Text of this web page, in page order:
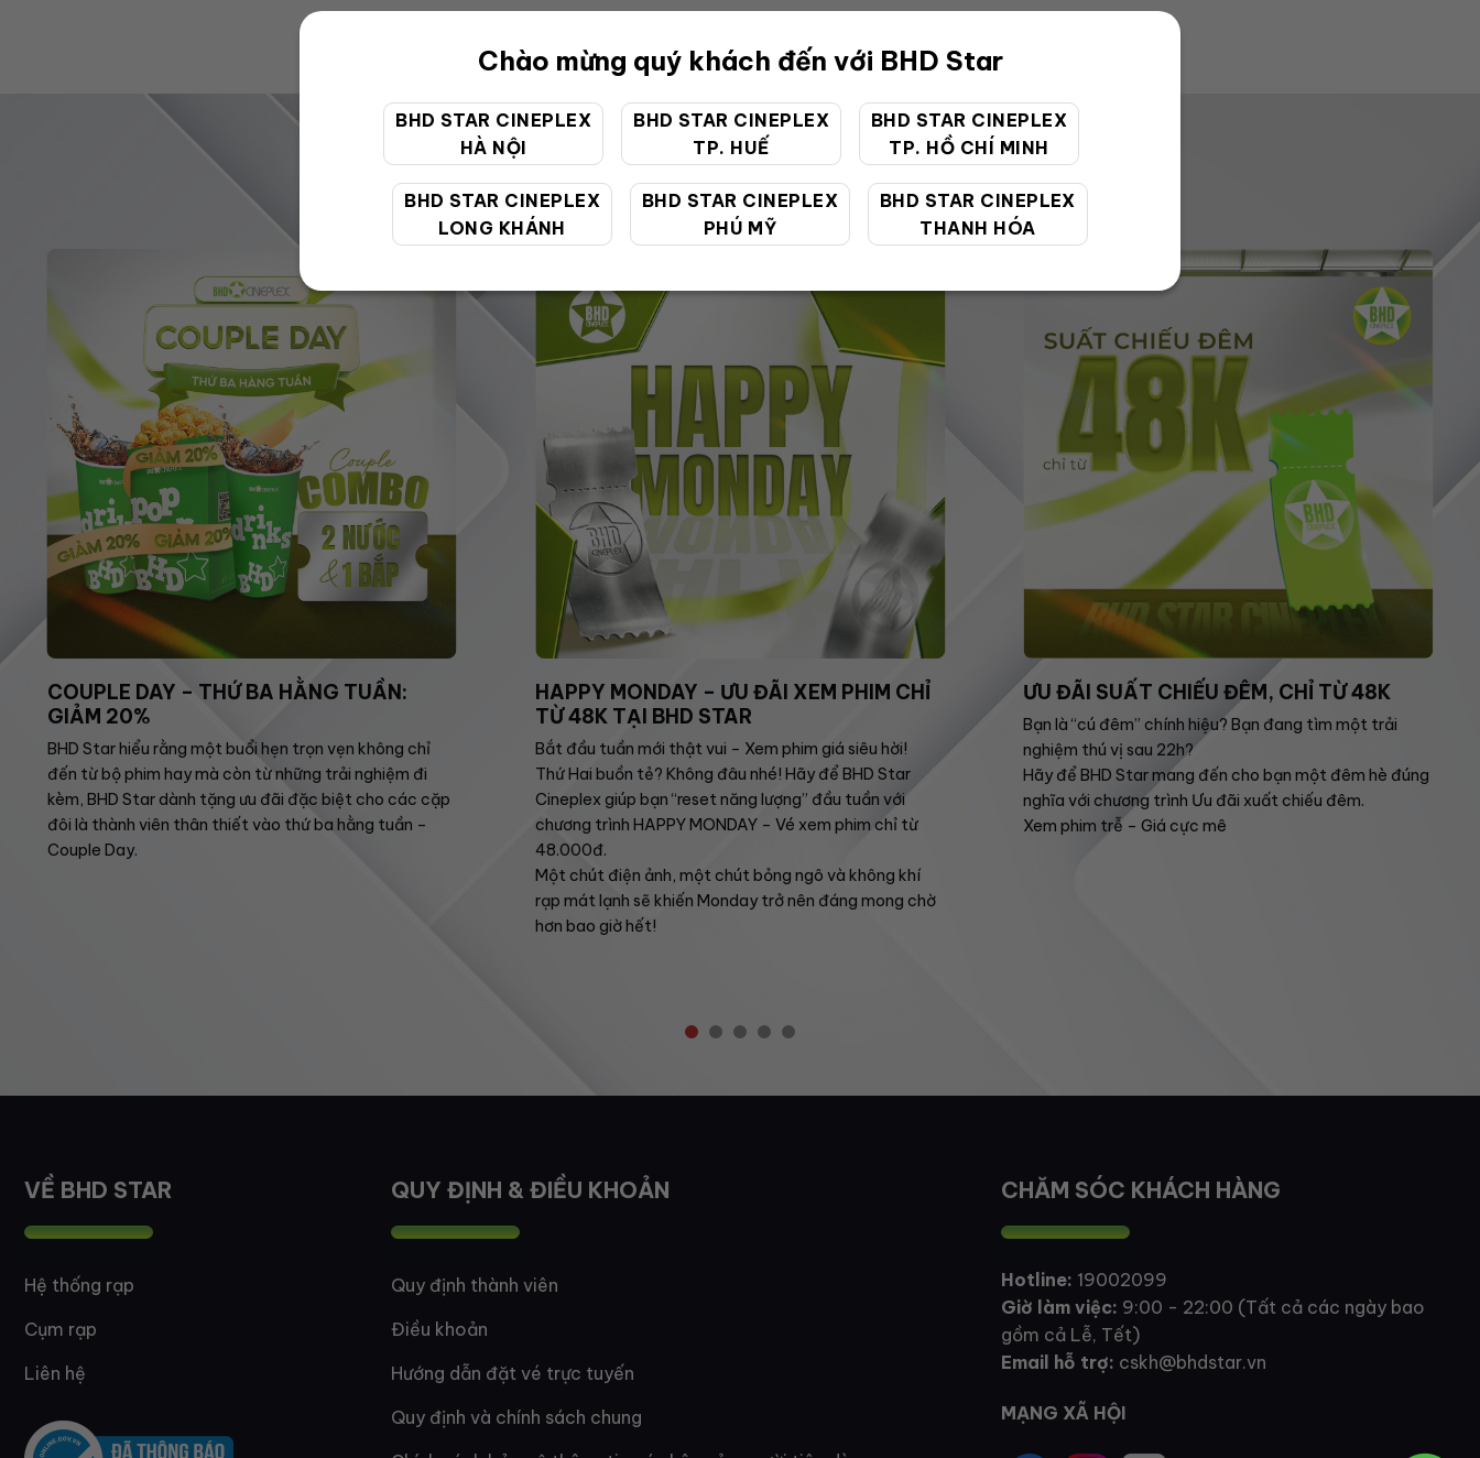
Chào mừng quý khách đến với BHD Star
BHD STAR CINEPLEX
HÀ NỘI
BHD STAR CINEPLEX
TP. HUẾ
BHD STAR CINEPLEX
TP. HỒ CHÍ MINH
BHD STAR CINEPLEX
LONG KHÁNH
BHD STAR CINEPLEX
PHÚ MỸ
BHD STAR CINEPLEX
THANH HÓA
ƯU ĐÃI ĐẶC BIỆT
COUPLE DAY – THỨ BA HẰNG TUẦN:
GIẢM 20%
BHD Star hiểu rằng một buổi hẹn trọn vẹn không chỉ
đến từ bộ phim hay mà còn từ những trải nghiệm đi
kèm, BHD Star dành tặng ưu đãi đặc biệt cho các cặp
đôi là thành viên thân thiết vào thứ ba hằng tuần –
Couple Day.
HAPPY MONDAY – ƯU ĐÃI XEM PHIM CHỈ
TỪ 48K TẠI BHD STAR
Bắt đầu tuần mới thật vui – Xem phim giá siêu hời!
Thứ Hai buồn tẻ? Không đâu nhé! Hãy để BHD Star
Cineplex giúp bạn “reset năng lượng” đầu tuần với
chương trình HAPPY MONDAY – Vé xem phim chỉ từ
48.000đ.
Một chút điện ảnh, một chút bỏng ngô và không khí
rạp mát lạnh sẽ khiến Monday trở nên đáng mong chờ
hơn bao giờ hết!
ƯU ĐÃI SUẤT CHIẾU ĐÊM, CHỈ TỪ 48K
Bạn là “cú đêm” chính hiệu? Bạn đang tìm một trải
nghiệm thú vị sau 22h?
Hãy để BHD Star mang đến cho bạn một đêm hè đúng
nghĩa với chương trình Ưu đãi xuất chiếu đêm.
Xem phim trễ – Giá cực mê
VỀ BHD STAR
Hệ thống rạp
Cụm rạp
Liên hệ
QUY ĐỊNH & ĐIỀU KHOẢN
Quy định thành viên
Điều khoản
Hướng dẫn đặt vé trực tuyến
Quy định và chính sách chung
CHĂM SÓC KHÁCH HÀNG
Hotline: 19002099
Giờ làm việc: 9:00 - 22:00 (Tất cả các ngày bao
gồm cả Lễ, Tết)
Email hỗ trợ: cskh@bhdstar.vn
MẠNG XÃ HỘI